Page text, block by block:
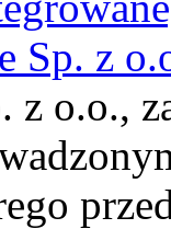
Sp. z
z o.o.,